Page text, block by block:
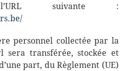
suivante :
personnel collectée par la
sera transférée, stockée et
part, du Règlement (UE)